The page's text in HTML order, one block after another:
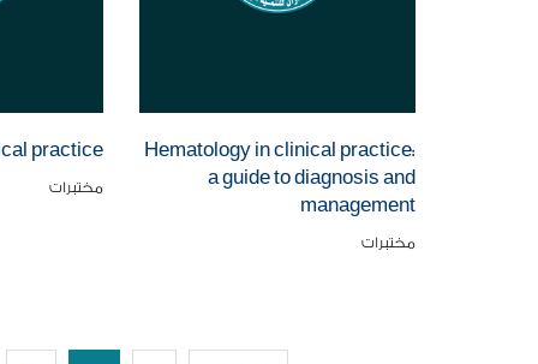
Hematology in clinical practice:
a guide to diagnosis and
management
مختبرات
practice
مختبرات